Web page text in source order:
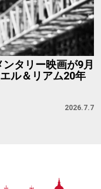
タリー映画が9月
ル＆リアム20年
2026.7.7